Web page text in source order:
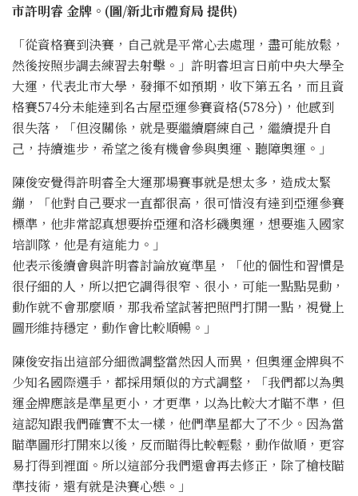
市許明睿 金牌。(圖/新北市體育局 提供)
「從資格賽到決賽，自己就是平常心去處理，盡可能放鬆，
然後按照步調去練習去射擊。」許明睿坦言日前中央大學全
大運，代表北市大學，發揮不如預期，收下第五名，而且資
格賽574分未能達到名古屋亞運參賽資格(578分)，他感到
很失落，「但沒關係，就是要繼續磨練自己，繼續提升自
己，持續進步，希望之後有機會參與奧運、聽障奧運。」
陳俊安覺得許明睿全大運那場賽事就是想太多，造成太緊
繃，「他對自己要求一直都很高，很可惜沒有達到亞運參賽
標準，他非常認真想要拚亞運和洛杉磯奧運，想要進入國家
培訓隊，他是有這能力。」
他表示後續會與許明睿討論放寬準星，「他的個性和習慣是
很仔細的人，所以把它調得很窄、很小，可能一點點晃動，
動作就不會那麼順，那我希望試著把照門打開一點，視覺上
圖形維持穩定，動作會比較順暢。」
陳俊安指出這部分細微調整當然因人而異，但奧運金牌與不
少知名國際選手，都採用類似的方式調整，「我們都以為奧
運金牌應該是準星更小，才更準，以為比較大才瞄不準，但
這認知跟我們確實不太一樣，他們準星都大了不少。因為當
瞄準圖形打開來以後，反而瞄得比較輕鬆，動作做順，更容
易打得到裡面。所以這部分我們還會再去修正，除了槍枝瞄
準技術，還有就是決賽心態。」